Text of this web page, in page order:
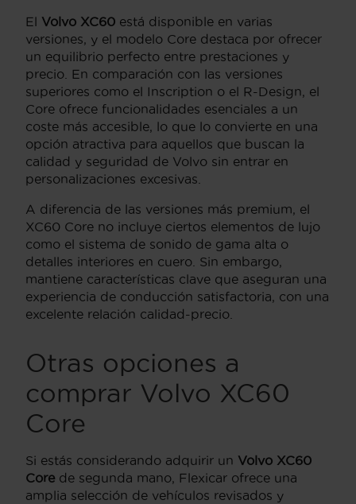
El Volvo XC60 está disponible en varias
versiones, y el modelo Core destaca por ofrecer
un equilibrio perfecto entre prestaciones y
precio. En comparación con las versiones
superiores como el Inscription o el R-Design, el
Core ofrece funcionalidades esenciales a un
coste más accesible, lo que lo convierte en una
opción atractiva para aquellos que buscan la
calidad y seguridad de Volvo sin entrar en
personalizaciones excesivas.
A diferencia de las versiones más premium, el
XC60 Core no incluye ciertos elementos de lujo
como el sistema de sonido de gama alta o
detalles interiores en cuero. Sin embargo,
mantiene características clave que aseguran una
experiencia de conducción satisfactoria, con una
excelente relación calidad-precio.
Otras opciones a
comprar Volvo XC60
Core
Si estás considerando adquirir un Volvo XC60
Core de segunda mano, Flexicar ofrece una
amplia selección de vehículos revisados y